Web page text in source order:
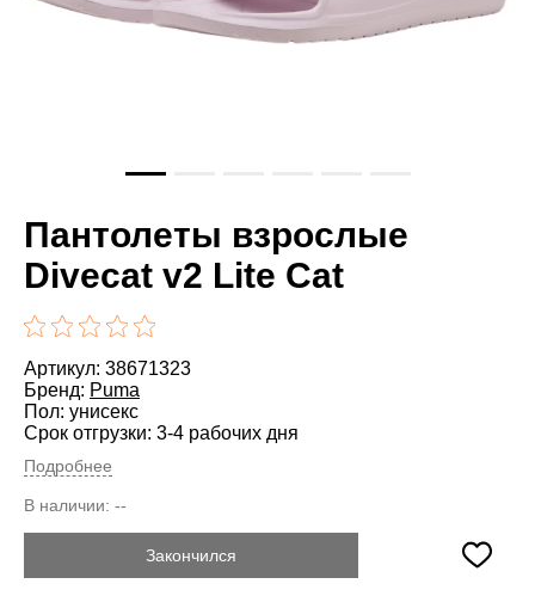
Пантолеты взрослые
Divecat v2 Lite Cat
Артикул: 38671323
Бренд: Puma
Пол: унисекс
Срок отгрузки: 3-4 рабочих дня
Подробнее
В наличии: --
Закончился